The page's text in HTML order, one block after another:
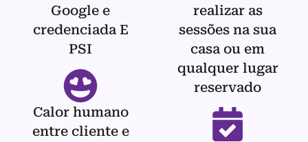
Google e
credenciada E
PSI
Calor humano
entre cliente e
realizar as
sessões na sua
casa ou em
qualquer lugar
reservado